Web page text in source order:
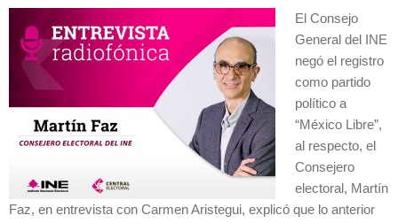
El Consejo
General del INE
negó el registro
como partido
político a
“México Libre”,
al respecto, el
Consejero
electoral, Martín
Faz, en entrevista con Carmen Aristegui, explicó que lo anterior